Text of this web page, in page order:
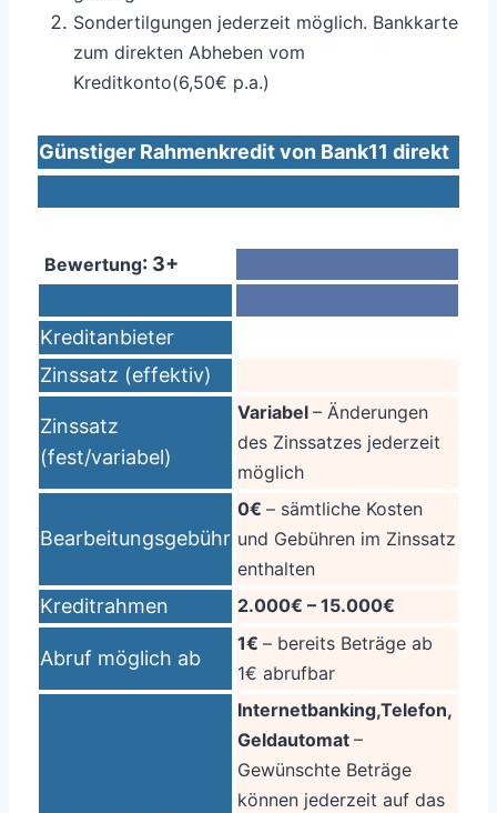
Sondertilgungen jederzeit möglich. Bankkarte
zum direkten Abheben vom
Kreditkonto(6,50€ p.a.)
Günstiger Rahmenkredit von Bank11 direkt
Bewertung: 3+
Kreditanbieter
Zinssatz (effektiv)
Zinssatz
(fest/variabel)
Variabel – Änderungen
des Zinssatzes jederzeit
möglich
Bearbeitungsgebühr
0€ – sämtliche Kosten
und Gebühren im Zinssatz
enthalten
Kreditrahmen 2.000€ – 15.000€
Abruf möglich ab
1€ – bereits Beträge ab
1€ abrufbar
Internetbanking,Telefon,
Geldautomat –
Gewünschte Beträge
können jederzeit auf das